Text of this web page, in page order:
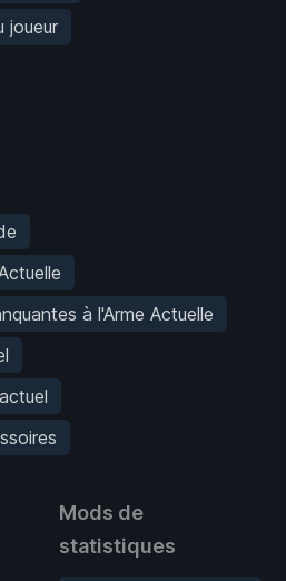
joueur
à l'Arme Actuelle
Mods de
statistiques